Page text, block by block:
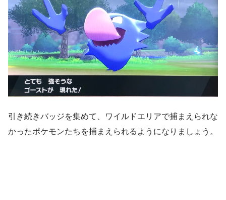
引き続きバッジを集めて、ワイルドエリアで捕まえられな
かったポケモンたちを捕まえられるようになりましょう。